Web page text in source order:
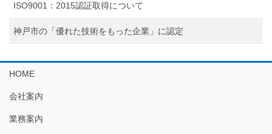
ISO9001：2015認証取得について
神戸市の「優れた技術をもった企業」に認定
HOME
会社案内
業務案内